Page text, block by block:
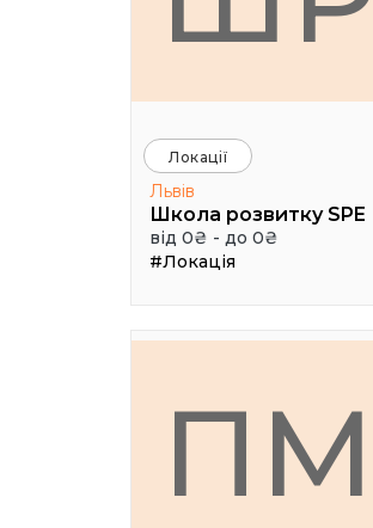
Локації
Львів
Школа розвитку SPE
від 0₴ - до 0₴
#Локація
ПМ